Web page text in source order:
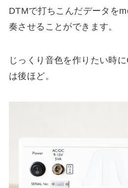
DTMで打ちこんだデータを
奏させることができます。
じっくり音色を作りたい時
は後ほど。